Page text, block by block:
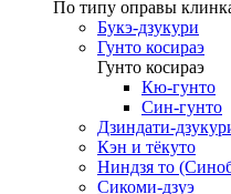
По типу оправы
Букэ-дзукури
Гунто косираэ
Гунто косираэ
Кю-гунто
Син-гунто
Дзиндати-
Кэн и тёкуто
Ниндзя то
Сикоми-дзуэ